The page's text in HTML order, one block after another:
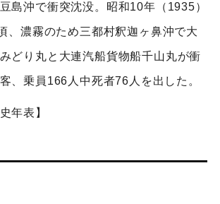
島沖で衝突沈没。昭和10年（1935）
、濃霧のため三都村釈迦ヶ鼻沖で大
どり丸と大連汽船貨物船千山丸が衝
、乗員166人中死者76人を出した。
年表】